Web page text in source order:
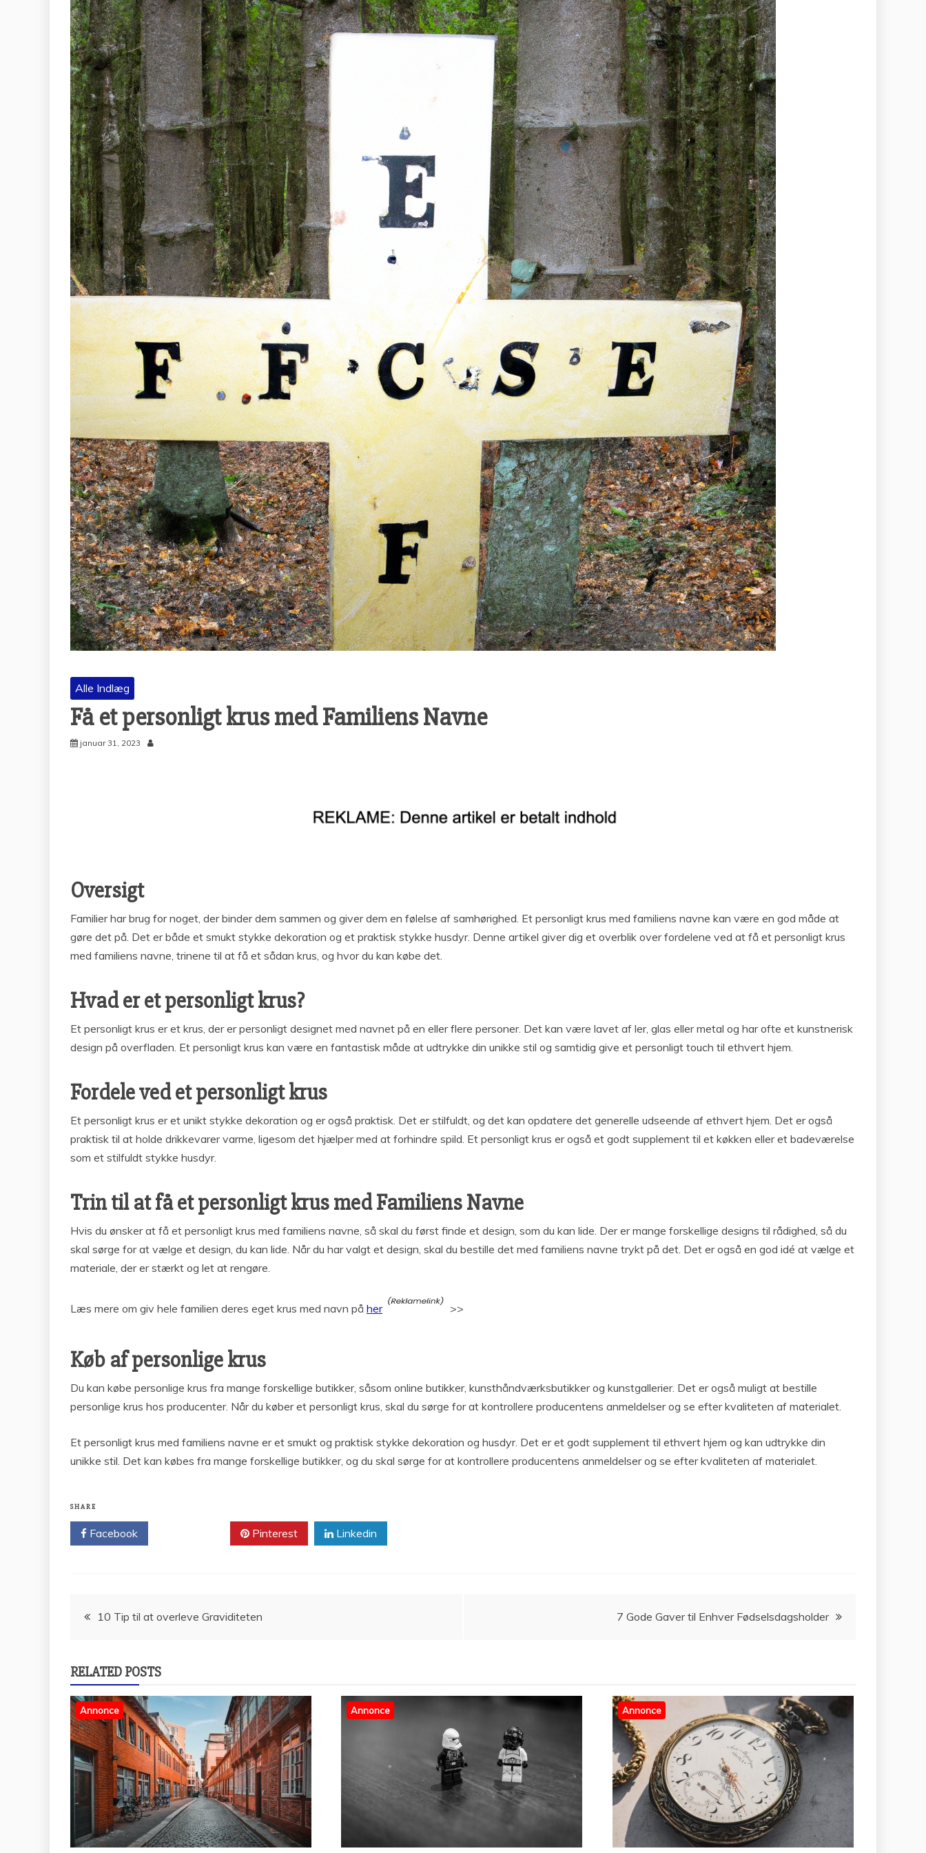
Alle Indlæg
Få et personligt krus med Familiens Navne
januar 31, 2023
Oversigt
Familier har brug for noget, der binder dem sammen og giver dem en følelse af samhørighed. Et personligt krus med familiens navne kan være en god måde at
gøre det på. Det er både et smukt stykke dekoration og et praktisk stykke husdyr. Denne artikel giver dig et overblik over fordelene ved at få et personligt krus
med familiens navne, trinene til at få et sådan krus, og hvor du kan købe det.
Hvad er et personligt krus?
Et personligt krus er et krus, der er personligt designet med navnet på en eller flere personer. Det kan være lavet af ler, glas eller metal og har ofte et kunstnerisk
design på overfladen. Et personligt krus kan være en fantastisk måde at udtrykke din unikke stil og samtidig give et personligt touch til ethvert hjem.
Fordele ved et personligt krus
Et personligt krus er et unikt stykke dekoration og er også praktisk. Det er stilfuldt, og det kan opdatere det generelle udseende af ethvert hjem. Det er også
praktisk til at holde drikkevarer varme, ligesom det hjælper med at forhindre spild. Et personligt krus er også et godt supplement til et køkken eller et badeværelse
som et stilfuldt stykke husdyr.
Trin til at få et personligt krus med Familiens Navne
Hvis du ønsker at få et personligt krus med familiens navne, så skal du først finde et design, som du kan lide. Der er mange forskellige designs til rådighed, så du
skal sørge for at vælge et design, du kan lide. Når du har valgt et design, skal du bestille det med familiens navne trykt på det. Det er også en god idé at vælge et
materiale, der er stærkt og let at rengøre.
Læs mere om giv hele familien deres eget krus med navn på her >>
Køb af personlige krus
Du kan købe personlige krus fra mange forskellige butikker, såsom online butikker, kunsthåndværksbutikker og kunstgallerier. Det er også muligt at bestille
personlige krus hos producenter. Når du køber et personligt krus, skal du sørge for at kontrollere producentens anmeldelser og se efter kvaliteten af materialet.
Et personligt krus med familiens navne er et smukt og praktisk stykke dekoration og husdyr. Det er et godt supplement til ethvert hjem og kan udtrykke din
unikke stil. Det kan købes fra mange forskellige butikker, og du skal sørge for at kontrollere producentens anmeldelser og se efter kvaliteten af materialet.
SHARE
Facebook Pinterest Linkedin
Indlægsnavigation
10 Tip til at overleve Graviditeten 7 Gode Gaver til Enhver Fødselsdagsholder
RELATED POSTS
Annonce Annonce Annonce